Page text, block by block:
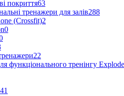
покриття63
тренажери для залів288
(Crossfit)2
0
22
функціонального тренінгу Explode
41